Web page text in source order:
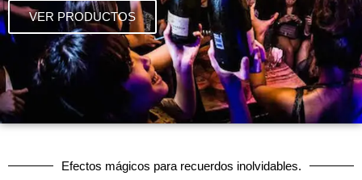
VER PRODUCTOS
Efectos mágicos para recuerdos inolvidables.